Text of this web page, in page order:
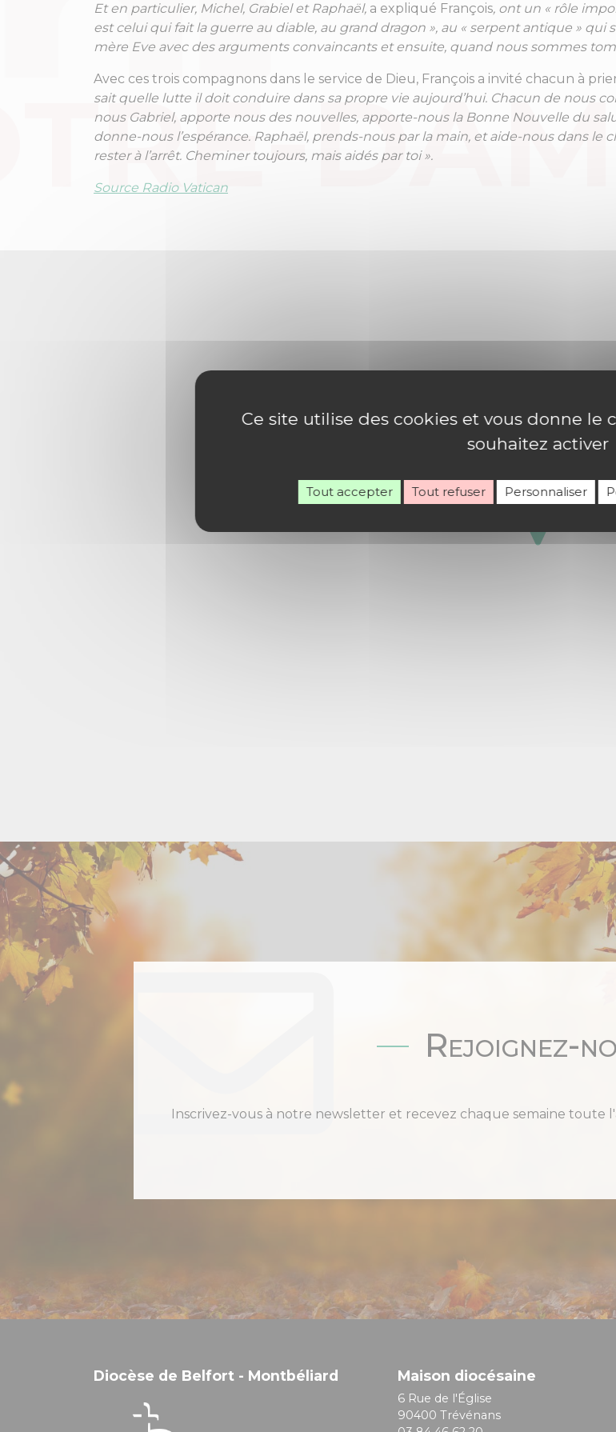
Et en particulier, Michel, Grabiel et Raphaël, a expliqué François, ont un « rôle
est celui qui fait la guerre au diable, au grand dragon », au « serpent antique »
mère Eve avec des arguments convaincants et ensuite, quand nous sommes
Avec ces trois compagnons dans le service de Dieu, François a invité chacun à
sait quelle lutte il doit conduire dans sa propre vie aujourd’hui. Chacun de nous
nous Gabriel, apporte nous des nouvelles, apporte-nous la Bonne Nouvelle du
donne-nous l’espérance. Raphaël, prends-nous par la main, et aide-nous dans
rester à l’arrêt. Cheminer toujours, mais aidés par toi ».
Source Radio Vatican
Rejoignez-
Inscrivez-vous à notre newsletter et recevez chaque semaine
Diocèse de Belfort - Montbéliard Maison diocésaine
6 Rue de l'Église
90400 Trévénans
Ce site utilise des cookies et vous donne le
souhaitez activer
Tout accepter Tout refuser Personnaliser